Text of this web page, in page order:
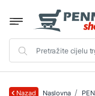
Nazad Naslovna